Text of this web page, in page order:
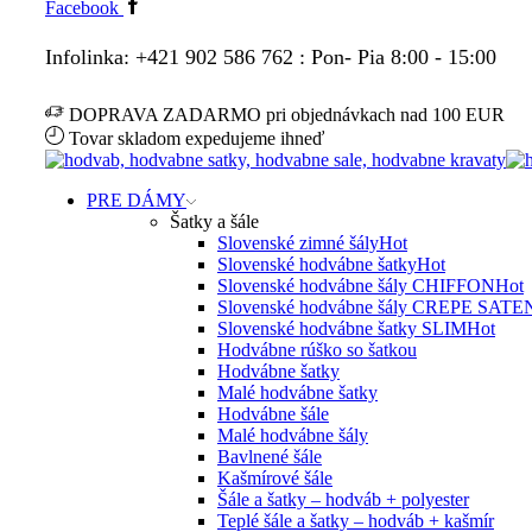
Facebook
Infolinka: +421 902 586 762 : Pon- Pia 8:00 - 15:00
DOPRAVA ZADARMO pri objednávkach nad 100 EUR
Tovar skladom expedujeme ihneď
PRE DÁMY
Šatky a šále
Slovenské zimné šályHot
Slovenské hodvábne šatkyHot
Slovenské hodvábne šály CHIFFONHot
Slovenské hodvábne šály CREPE
Slovenské hodvábne šatky SLIMHot
Hodvábne rúško so šatkou
Hodvábne šatky
Malé hodvábne šatky
Hodvábne šále
Malé hodvábne šály
Bavlnené šále
Kašmírové šále
Šále a šatky – hodváb + polyester
Teplé šále a šatky – hodváb + kašmír